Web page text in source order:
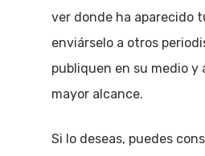
ver donde ha aparecido
enviárselo a otros
publiquen en su medio y
mayor alcance.
Si lo deseas, puedes